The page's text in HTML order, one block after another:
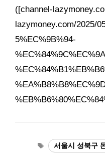
([channel-
lazymoney.com/2025/
5%EC%9B%94-
Tags
서울시 성북구